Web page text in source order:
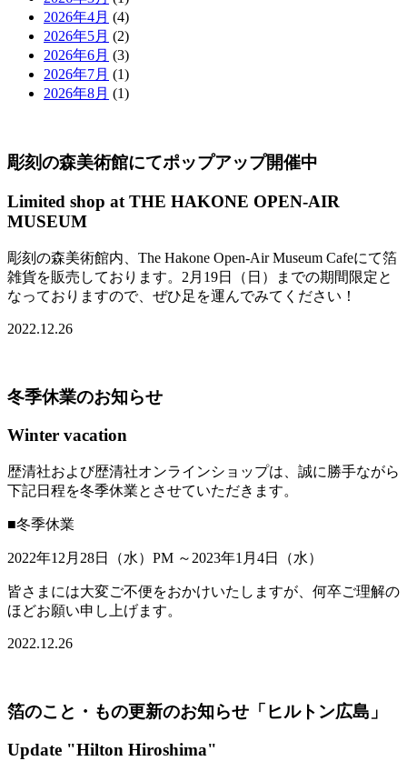
2026年4月 (4)
2026年5月 (2)
2026年6月 (3)
2026年7月 (1)
2026年8月 (1)
彫刻の森美術館にてポップアップ開催中
Limited shop at THE HAKONE OPEN-AIR
MUSEUM
彫刻の森美術館内、The Hakone Open-Air Museum Cafeにて箔
雑貨を販売しております。2月19日（日）までの期間限定と
なっておりますので、ぜひ足を運んでみてください！
2022.12.26
冬季休業のお知らせ
Winter vacation
歴清社および歴清社オンラインショップは、誠に勝手ながら
下記日程を冬季休業とさせていただきます。
■冬季休業
2022年12月28日（水）PM ～2023年1月4日（水）
皆さまには大変ご不便をおかけいたしますが、何卒ご理解の
ほどお願い申し上げます。
2022.12.26
箔のこと・もの更新のお知らせ「ヒルトン広島」
Update "Hilton Hiroshima"